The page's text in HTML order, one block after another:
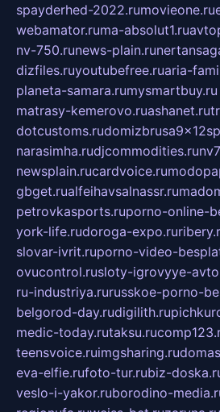
spayderhed-2022.rumovieone.ru
webamator.ruma-absolut1.ru
nv-750.runews-plain.ru
dizfiles.ruyoutubefree.ruaria-
planeta-samara.rumysmartbuy.ru
matrasy-kemerovo.ruashanet.ru
dotcustoms.ru
narasimha.rudjcommodities.ru
newsplain.rucardvoice.ru
gbget.rualfeihavsalnassr.ru
petrovkasports.ruporno-online-
york-life.rudoroga-expo.ru
slovar-ivrit.ruporno-video-
ovucontrol.rusloty-igrovyye-
ru-industriya.rurusskoe-porno-
belgorod-day.rudigilith.ru
medic-today.rutaksu.ru
teensvoice.ruimgsharing.ru
eva-elfie.rufoto-tur.rubiz-
veslo-i-yakor.ruborodino-